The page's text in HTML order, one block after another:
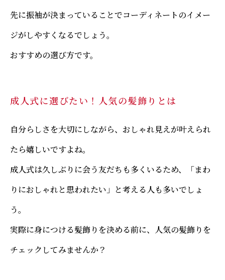
先に振袖が決まっていることでコーディネートのイメー
ジがしやすくなるでしょう。
おすすめの選び方です。
成人式に選びたい！人気の髪飾りとは
自分らしさを大切にしながら、おしゃれ見えが叶えられ
たら嬉しいですよね。
成人式は久しぶりに会う友だちも多くいるため、「まわ
りにおしゃれと思われたい」と考える人も多いでしょ
う。
実際に身につける髪飾りを決める前に、人気の髪飾りを
チェックしてみませんか？